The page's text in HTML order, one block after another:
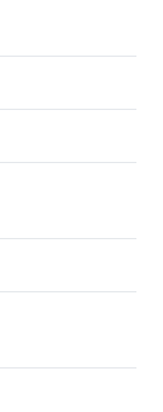
vă la fiecare
îmbrățișarea
de pace și
Acesta este
iar prețul
rară.
un colț de